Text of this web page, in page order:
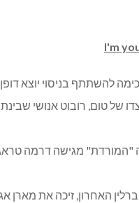
I'm
להשתתף בניסוי יוצא
של טום, רובוט אנושי
מגישה דרמה
האחרון, זיכה את